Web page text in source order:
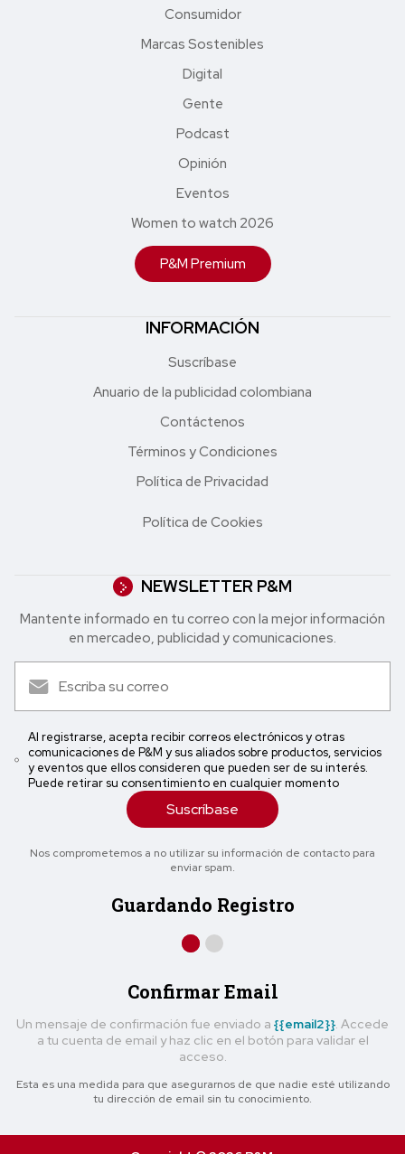
Consumidor
Marcas Sostenibles
Digital
Gente
Podcast
Opinión
Eventos
Women to watch 2026
P&M Premium
INFORMACIÓN
Suscríbase
Anuario de la publicidad colombiana
Contáctenos
Términos y Condiciones
Política de Privacidad
Política de Cookies
NEWSLETTER P&M
Mantente informado en tu correo con la mejor in formación
en mercadeo, publicidad y comunicaciones.
Al registrarse, acepta recibir correos electrónicos y otras
comunicaciones de P&M y sus aliados sobre productos, servicios
y eventos que ellos consideren que pueden ser de su interés.
Puede retirar su consentimiento en cualquier momento
Suscríbase
Nos comprometemos a no utilizar su información de contacto para
enviar spam.
Guardando Registro
Confirmar Email
Un mensaje de confirmación fue enviado a {{email2}}. Accede
a tu cuenta de email y haz clic en el botón para validar el
acceso.
Esta es una medida para que asegurarnos de que nadie esté utilizando
tu dirección de email sin tu conocimiento.